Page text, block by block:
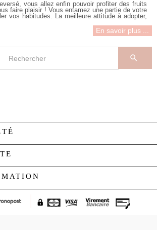
vous allez enfin pouvoir profiter des fruits
faire plaisir ! Vous entamez une partie de votre
vos habitudes. La meilleure attitude à adopter,
En savoir plus ...
